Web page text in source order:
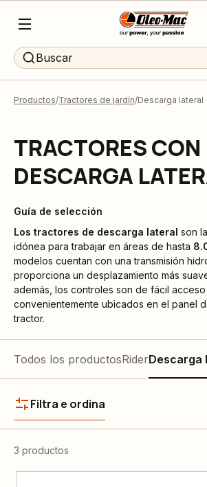
Buscar
Productos Tractores de jardín Descarga lateral
TRACTORES CON
DESCARGA
Guía de selección
Los tractores de descarga lateral son
idónea para trabajar en áreas de hasta
modelos cuentan con una transmisión
proporciona un desplazamiento más
además, los controles son de fácil
convenientemente ubicados en el panel
tractor.
Todos los productosRiderDescarga
Filtra e ordina
3 productos